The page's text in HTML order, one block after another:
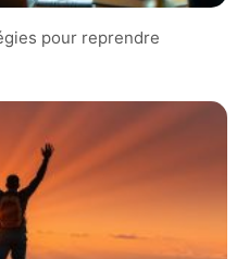
pour reprendre